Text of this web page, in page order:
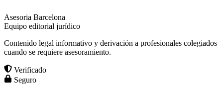
Asesoria Barcelona
Equipo editorial jurídico
Contenido legal informativo y derivación a profesionales colegiados
cuando se requiere asesoramiento.
Verificado
Seguro